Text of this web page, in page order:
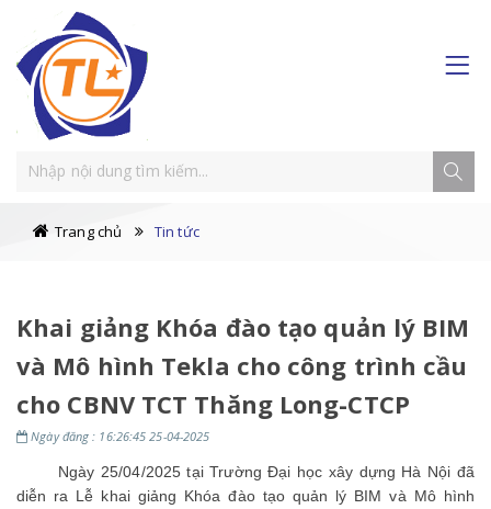
Trang chủ Tin tức
Khai giảng Khóa đào tạo quản lý BIM
và Mô hình Tekla cho công trình cầu
cho CBNV TCT Thăng Long-CTCP
Ngày đăng : 16:26:45 25-04-2025
Ngày 25/04/2025 tại Trường Đại học xây dựng Hà Nội đã
diễn ra Lễ khai giảng Khóa đào tạo quản lý BIM và Mô hình